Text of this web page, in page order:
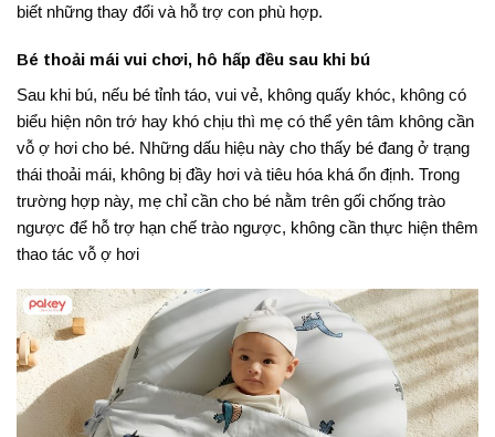
biết những thay đổi và hỗ trợ con phù hợp.
Bé thoải mái vui chơi, hô hấp đều sau khi bú
Sau khi bú, nếu bé tỉnh táo, vui vẻ, không quấy khóc, không có
biểu hiện nôn trớ hay khó chịu thì mẹ có thể yên tâm không cần
vỗ ợ hơi cho bé. Những dấu hiệu này cho thấy bé đang ở trạng
thái thoải mái, không bị đầy hơi và tiêu hóa khá ổn định. Trong
trường hợp này, mẹ chỉ cần cho bé nằm trên gối chống trào
ngược để hỗ trợ hạn chế trào ngược, không cần thực hiện thêm
thao tác vỗ ợ hơi